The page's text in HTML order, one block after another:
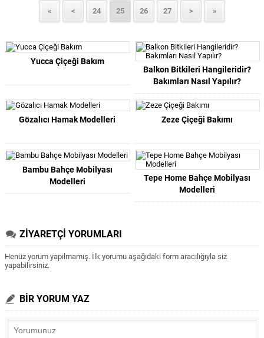
« < 24 25 26 27 > »
Yucca Çiçeği Bakım
Balkon Bitkileri Hangileridir?
Bakımları Nasıl Yapılır?
Gözalıcı Hamak Modelleri Zeze Çiçeği Bakımı
Bambu Bahçe Mobilyası
Modelleri
Tepe Home Bahçe Mobilyası
Modelleri
ZİYARETÇİ YORUMLARI
Henüz yorum yapılmamış. İlk yorumu aşağıdaki form aracılığıyla siz
yapabilirsiniz.
BİR YORUM YAZ